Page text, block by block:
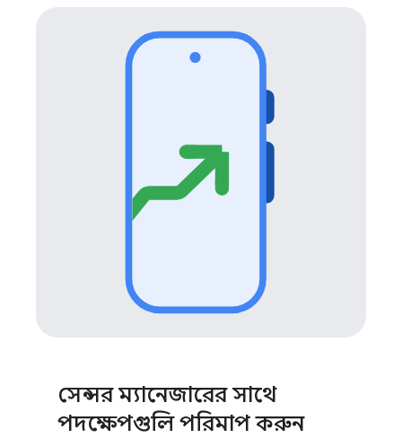
সেন্সর ম্যানেজারের সাথে
পদক্ষেপগুলি পরিমাপ করুন